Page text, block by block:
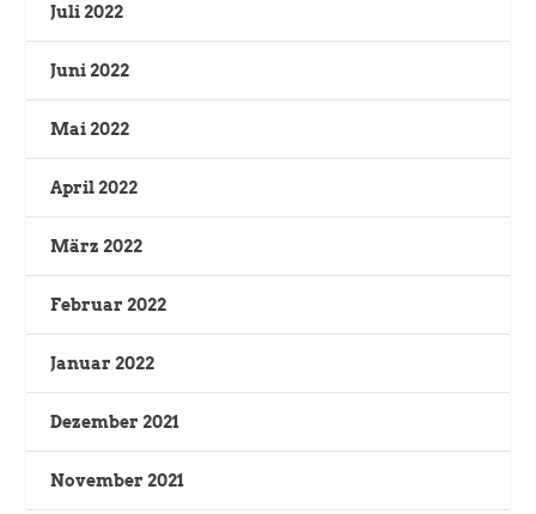
Juli 2022
Juni 2022
Mai 2022
April 2022
März 2022
Februar 2022
Januar 2022
Dezember 2021
November 2021